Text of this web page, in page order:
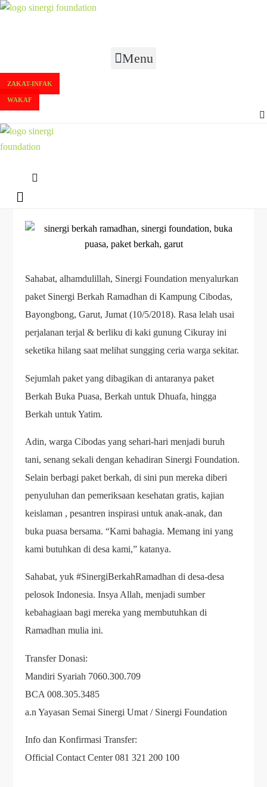
Menu
ZAKAT-INFAK
WAKAF
Sahabat, alhamdulillah, Sinergi Foundation menyalurkan
paket Sinergi Berkah Ramadhan di Kampung Cibodas,
Bayongbong, Garut, Jumat (10/5/2018). Rasa lelah usai
perjalanan terjal & berliku di kaki gunung Cikuray ini
seketika hilang saat melihat sungging ceria warga sekitar.
Sejumlah paket yang dibagikan di antaranya paket
Berkah Buka Puasa, Berkah untuk Dhuafa, hingga
Berkah untuk Yatim.
Adin, warga Cibodas yang sehari-hari menjadi buruh
tani, senang sekali dengan kehadiran Sinergi Foundation.
Selain berbagi paket berkah, di sini pun mereka diberi
penyuluhan dan pemeriksaan kesehatan gratis, kajian
keislaman , pesantren inspirasi untuk anak-anak, dan
buka puasa bersama. “Kami bahagia. Memang ini yang
kami butuhkan di desa kami,” katanya.
Sahabat, yuk #SinergiBerkahRamadhan di desa-desa
pelosok Indonesia. Insya Allah, menjadi sumber
kebahagiaan bagi mereka yang membutuhkan di
Ramadhan mulia ini.
Transfer Donasi:
Mandiri Syariah 7060.300.709
BCA 008.305.3485
a.n Yayasan Semai Sinergi Umat / Sinergi Foundation
Info dan Konfirmasi Transfer:
Official Contact Center 081 321 200 100